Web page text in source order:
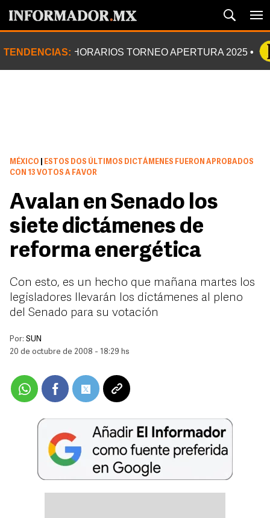
TENDENCIAS: HORARIOS TORNEO APERTURA 2025
MÉXICO
ESTOS DOS ÚLTIMOS DICTÁMENES FUERON APROBADOS
CON 13 VOTOS A FAVOR
Avalan en Senado los
siete dictámenes de
reforma energética
Con esto, es un hecho que mañana martes los
legisladores llevarán los dictámenes al pleno
del Senado para su votación
Por: SUN
20 de octubre de 2008 - 18:29 hs